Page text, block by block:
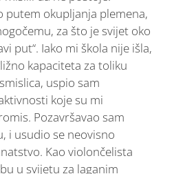
putem okupljanja plemena,
za što je svijet oko
put“. Iako mi škola nije išla,
kapaciteta za toliku
uspio sam
koje su mi
Pozavršavao sam
i usudio se neovisno
Kao violončelista
u svijetu za laganim